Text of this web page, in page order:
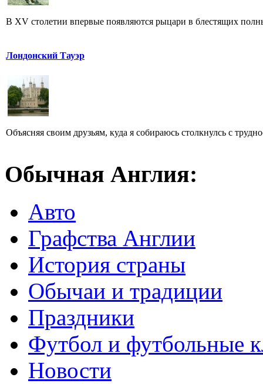
В XV столетии впервые появляются рыцари в блестящих
Лондонский Тауэр
Объясняя своим друзьям, куда я собираюсь столкнулсь с
Обычная Англия:
Авто
Графства Англии
История страны
Обычаи и традиции
Праздники
Футбол и футбольные
Новости